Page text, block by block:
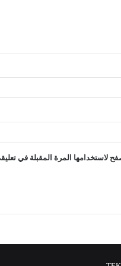
لاستخدامها المرة المقبلة في